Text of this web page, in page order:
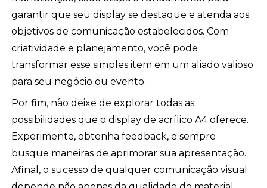
garantir que seu display se destaque e atenda aos
objetivos de comunicação estabelecidos. Com
criatividade e planejamento, você pode
transformar esse simples item em um aliado valioso
para seu negócio ou evento.
Por fim, não deixe de explorar todas as
possibilidades que o display de acrílico A4 oferece.
Experimente, obtenha feedback, e sempre
busque maneiras de aprimorar sua apresentação.
Afinal, o sucesso de qualquer comunicação visual